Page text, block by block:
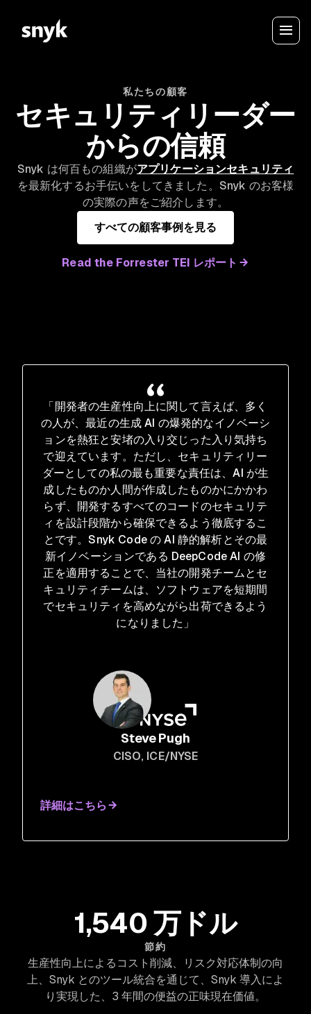
私たちの顧客
セキュリティリーダー
からの信頼
Snyk は何百もの組織がアプリケーションセキュリティ
を最新化するお手伝いをしてきました。Snyk のお客様
の実際の声をご紹介します。
すべての顧客事例を見る
Read the Forrester TEI レポート
「開発者の生産性向上に関して言えば、多く
の人が、最近の生成 AI の爆発的なイノベーシ
ョンを熱狂と安堵の入り交じった入り気持ち
で迎えています。ただし、セキュリティリー
ダーとしての私の最も重要な責任は、AI が生
成したものか人間が作成したものかにかかわ
らず、開発するすべてのコードのセキュリテ
ィを設計段階から確保できるよう徹底するこ
とです。Snyk Code の AI 静的解析とその最
新イノベーションである DeepCode AI の修
正を適用することで、当社の開発チームとセ
キュリティチームは、ソフトウェアを短期間
でセキュリティを高めながら出荷できるよう
になりました」
Steve Pugh
CISO, ICE/NYSE
詳細はこちら
1,540 万ドル
節約
生産性向上によるコスト削減、リスク対応体制の向
上、Snyk とのツール統合を通じて、Snyk 導入によ
り実現した、3 年間の便益の正味現在価値。